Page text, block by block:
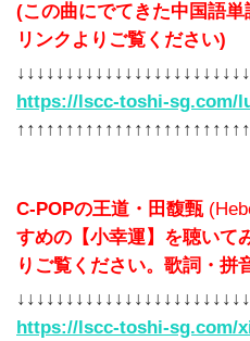
(この曲にでてきた中国語
リンクよりご覧ください)
https://lscc-toshi-sg.com/
C-POPの王道・田馥甄
すめの【小幸運】を聴いて
りご覧ください。歌詞・拼
https://lscc-toshi-sg.com/